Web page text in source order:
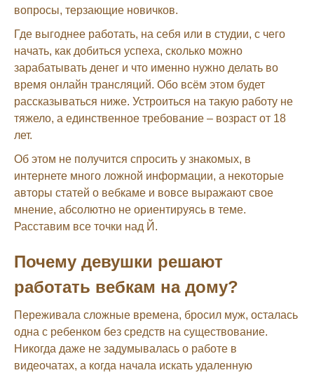
вопросы, терзающие новичков.
Где выгоднее работать, на себя или в студии, с чего
начать, как добиться успеха, сколько можно
зарабатывать денег и что именно нужно делать во
время онлайн трансляций. Обо всём этом будет
рассказываться ниже. Устроиться на такую работу не
тяжело, а единственное требование – возраст от 18
лет.
Об этом не получится спросить у знакомых, в
интернете много ложной информации, а некоторые
авторы статей о вебкаме и вовсе выражают свое
мнение, абсолютно не ориентируясь в теме.
Расставим все точки над Й.
Почему девушки решают
работать вебкам на дому?
Переживала сложные времена, бросил муж, осталась
одна с ребенком без средств на существование.
Никогда даже не задумывалась о работе в
видеочатах, а когда начала искать удаленную